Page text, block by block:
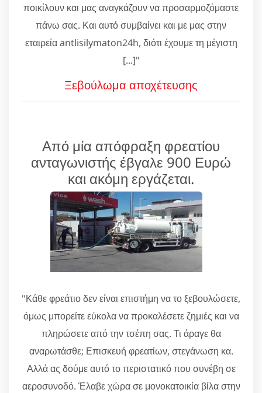
ποικίλουν και μας αναγκάζουν να προσαρμοζόμαστε
πάνω σας. Και αυτό συμβαίνει και με μας στην
εταιρεία antlisilymaton24h, διότι έχουμε τη μέγιστη
[...]"
Ξεβούλωμα αποχέτευσης
Από μία απόφραξη φρεατίου
ανταγωνιστής έβγαλε 900 Ευρώ
και ακόμη εργάζεται.
"Κάθε φρεάτιο δεν είναι επιστήμη να το ξεβουλώσετε,
όμως μπορείτε εύκολα να προκαλέσετε ζημιές και να
πληρώσετε από την τσέπη σας. Τι άραγε θα
αναρωτάσθε; Επισκευή φρεατίων, στεγάνωση κα.
Αλλά ας δούμε αυτό το περιστατικό που συνέβη σε
αεροσυνοδό. Έλαβε χώρα σε μονοκατοικία βίλα στην